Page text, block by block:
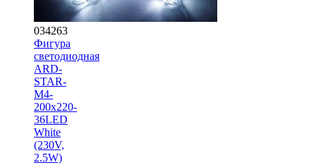
034263
Фигура
светодиодная
ARD-
STAR-
M4-
200x220-
36LED
White
(230V,
2.5W)